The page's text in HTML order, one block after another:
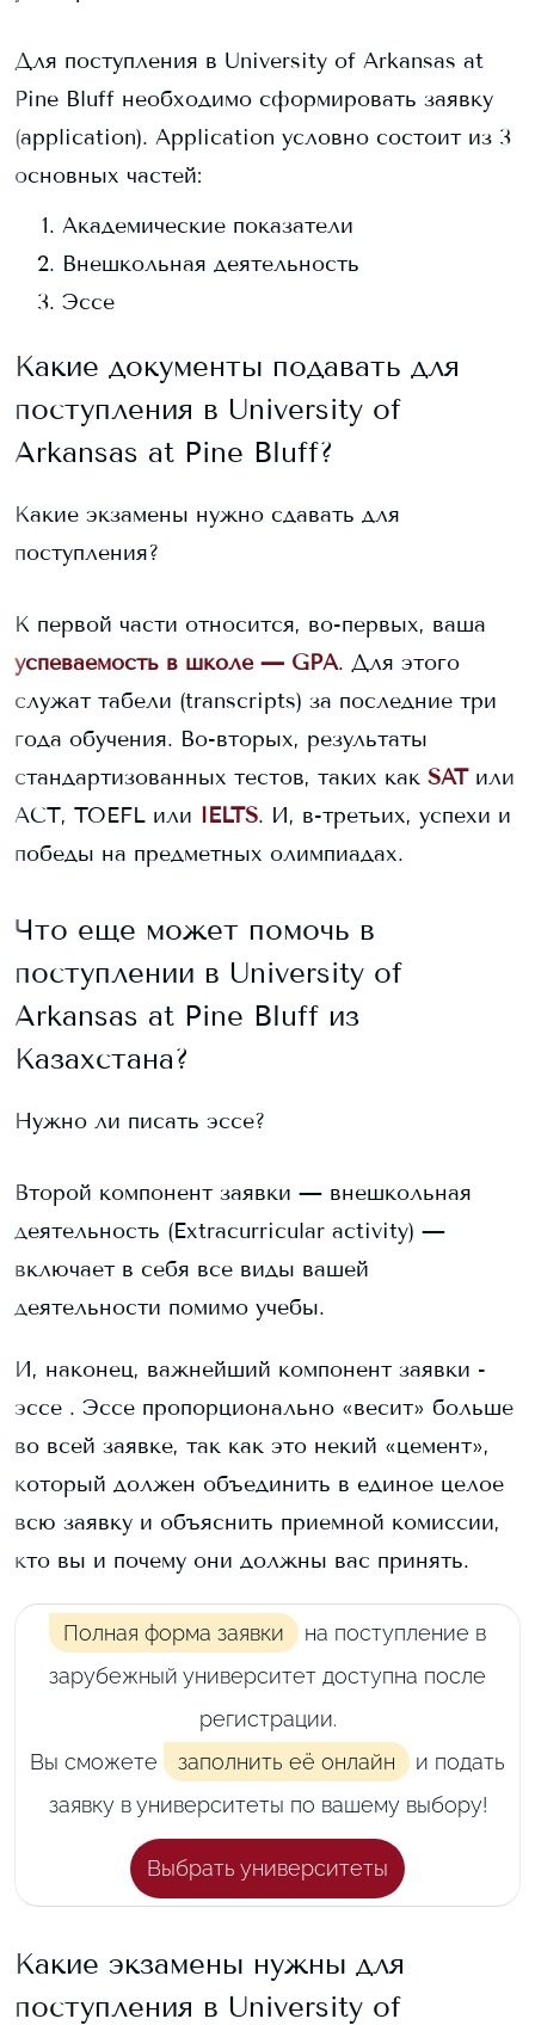
Для поступления в University of Arkansas at
Pine Bluff необходимо сформировать заявку
(application). Application условно состоит из 3
основных частей:
Академические показатели
Внешкольная деятельность
Эссе
Какие документы подавать для
поступления в University of
Arkansas at Pine Bluff?
Какие экзамены нужно сдавать для
поступления?
К первой части относится, во-первых, ваша
успеваемость в школе — GPA. Для этого
служат табели (transcripts) за последние три
года обучения. Во-вторых, результаты
стандартизованных тестов, таких как SAT или
ACT, TOEFL или IELTS. И, в-третьих, успехи и
победы на предметных олимпиадах.
Что еще может помочь в
поступлении в University of
Arkansas at Pine Bluff из
Казахстана?
Нужно ли писать эссе?
Второй компонент заявки — внешкольная
деятельность (Extracurricular activity) —
включает в себя все виды вашей
деятельности помимо учебы.
И, наконец, важнейший компонент заявки -
эссе . Эссе пропорционально «весит» больше
во всей заявке, так как это некий «цемент»,
который должен объединить в единое целое
всю заявку и объяснить приемной комиссии,
кто вы и почему они должны вас принять.
Полная форма заявки
на поступление в
зарубежный университет доступна после
регистрации.
Вы сможете
заполнить её онлайн
и подать
заявку в университеты по вашему выбору!
Выбрать университеты
Какие экзамены нужны для
поступления в University of